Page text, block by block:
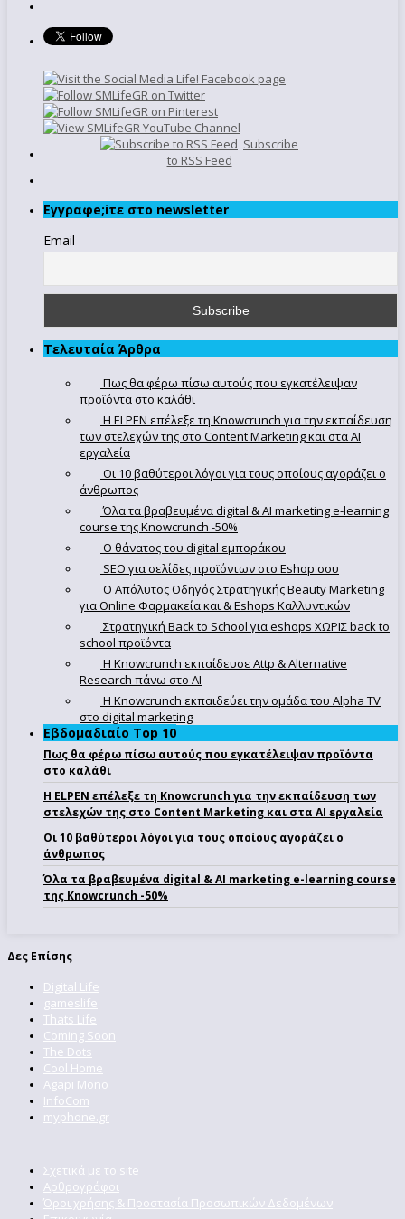
Subscribe
to RSS Feed
Εγγραφe;iτε στο newsletter
Email
Τελευταία Άρθρα
Πως θα φέρω πίσω αυτούς που εγκατέλειψαν
προϊόντα στο καλάθι
Η ELPEN επέλεξε τη Knowcrunch για την εκπαίδευση
των στελεχών της στο Content Marketing και στα AI
εργαλεία
Οι 10 βαθύτεροι λόγοι για τους οποίους αγοράζει ο
άνθρωπος
Όλα τα βραβευμένα digital & AI marketing e-learning
course της Knowcrunch -50%
Ο θάνατος του digital εμποράκου
SEO για σελίδες προϊόντων στο Eshop σου
Ο Απόλυτoς Οδηγός Στρατηγικής Beauty Marketing
για Online Φαρμακεία και & Eshops Καλλυντικών
Στρατηγική Back to School για eshops ΧΩΡΙΣ back to
school προϊόντα
Η Knowcrunch εκπαίδευσε Attp & Alternative
Research πάνω στο ΑΙ
Η Knowcrunch εκπαιδεύει την ομάδα του Alpha TV
στο digital marketing
Εβδομαδιαίο Top 10
Πως θα φέρω πίσω αυτούς που εγκατέλειψαν προϊόντα
στο καλάθι
Η ELPEN επέλεξε τη Knowcrunch για την εκπαίδευση των
στελεχών της στο Content Marketing και στα AI εργαλεία
Οι 10 βαθύτεροι λόγοι για τους οποίους αγοράζει ο
άνθρωπος
Όλα τα βραβευμένα digital & AI marketing e-learning course
της Knowcrunch -50%
Δες Επίσης
Digital Life
gameslife
Thats Life
Coming Soon
The Dots
Cool Home
Agapi Mono
InfoCom
myphone.gr
Σχετικά με το site
Αρθρογράφοι
Όροι χρήσης & Προστασία Προσωπικών Δεδομένων